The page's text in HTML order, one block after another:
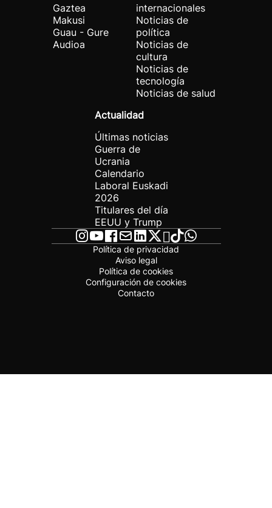
Gaztea
Makusi
Guau - Gure
Audioa
internacionales
Noticias de
política
Noticias de
cultura
Noticias de
tecnología
Noticias de salud
Actualidad
Últimas noticias
Guerra de
Ucrania
Calendario
Laboral Euskadi
2026
Titulares del día
EEUU y Trump
Política de privacidad
Aviso legal
Política de cookies
Configuración de cookies
Contacto